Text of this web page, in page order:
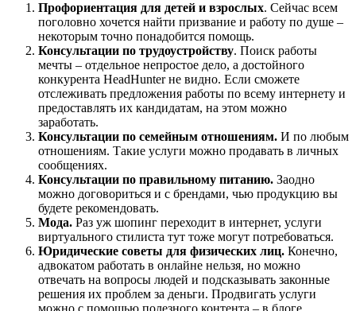
Профориентация для детей и взрослых. Сейчас всем
поголовно хочется найти призвание и работу по душе –
некоторым точно понадобится помощь.
Консультации по трудоустройству. Поиск работы
мечты – отдельное непростое дело, а достойного
конкурента HeadHunter не видно. Если сможете
отслеживать предложения работы по всему интернету и
предоставлять их кандидатам, на этом можно
заработать.
Консультации по семейным отношениям. И по любым
отношениям. Такие услуги можно продавать в личных
сообщениях.
Консультации по правильному питанию. Заодно
можно договориться и с брендами, чью продукцию вы
будете рекомендовать.
Мода. Раз уж шопинг переходит в интернет, услуги
виртуального стилиста тут тоже могут потребоваться.
Юридические советы для физических лиц. Конечно,
адвокатом работать в онлайне нельзя, но можно
отвечать на вопросы людей и подсказывать законные
решения их проблем за деньги. Продвигать услуги